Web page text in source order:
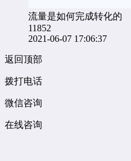
流量是如何完成转化的
11852
2021-06-07 17:06:37
返回顶部
拨打电话
微信咨询
在线咨询